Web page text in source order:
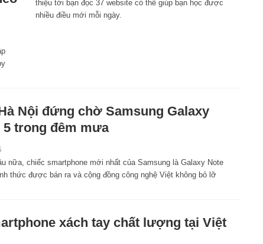
thiệu tới bạn đọc 37 website có thể giúp bạn học được
nhiều điều mới mỗi ngày.
Nội đứng chờ Samsung Galaxy
5 trong đêm mưa
nữa, chiếc smartphone mới nhất của Samsung là Galaxy Note
thức được bán ra và cộng đồng công nghệ Việt không bỏ lỡ
xách tay chất lượng tại Việt